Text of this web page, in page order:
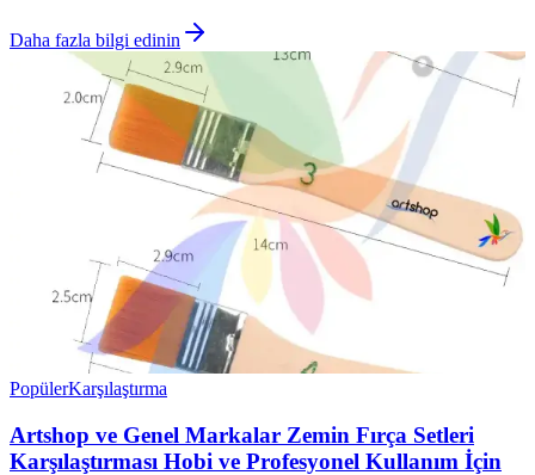
Daha fazla bilgi edinin
PopülerKarşılaştırma
Artshop ve Genel Markalar Zemin Fırça Setleri
Karşılaştırması Hobi ve Profesyonel Kullanım İçin